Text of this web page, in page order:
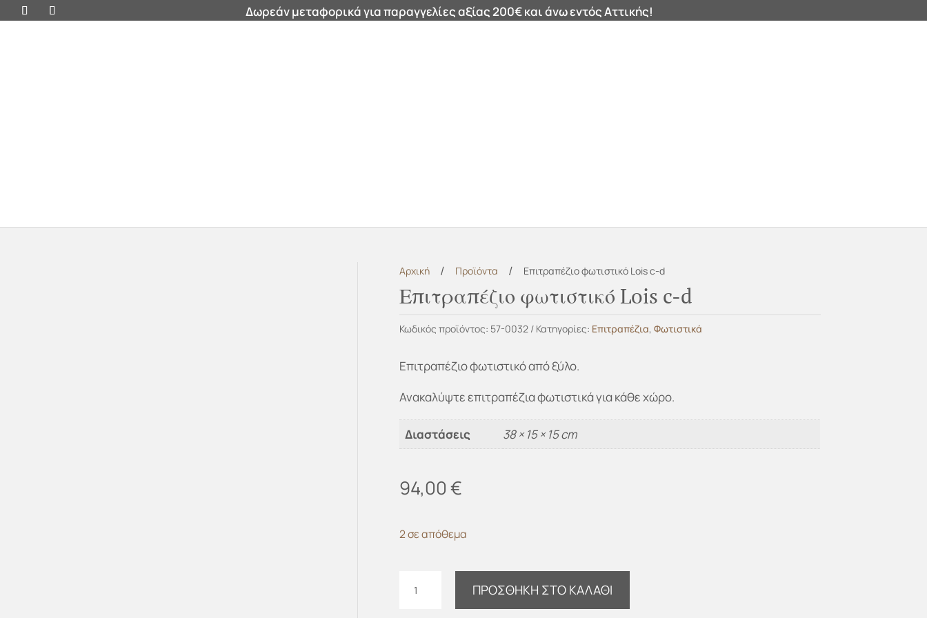
Δωρεάν μεταφορικά για παραγγελίες αξίας 200€ και άνω εντός Αττικής!
Αρχική / Προϊόντα / Επιτραπέζιο φωτιστικό Lois c-d
Επιτραπέζιο φωτιστικό Lois c-d
Κωδικός προϊόντος: 57-0032 Κατηγορίες: Επιτραπέζια,Φωτιστικά
Επιτραπέζιο φωτιστικό από ξύλο.
Ανακαλύψτε επιτραπέζια φωτιστικά για κάθε χώρο.
Διαστάσεις 38 × 15 × 15 cm
94,00€
2 σε απόθεμα
φωτιστικό
ΠΡΟΣΘΉΚΗ ΣΤΟ ΚΑΛΆΘΙ